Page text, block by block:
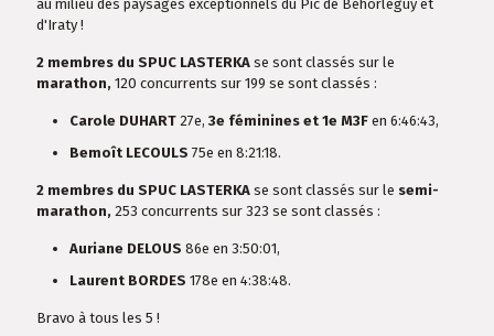
au milieu des paysages exceptionnels du Pic de Behorleguy et
d'Iraty !
2 membres du SPUC LASTERKA se sont classés sur le
marathon, 120 concurrents sur 199 se sont classés :
Carole DUHART 27e, 3e féminines et 1e M3F en 6:46:43,
Bemoît LECOULS 75e en 8:21:18.
2 membres du SPUC LASTERKA se sont classés sur le semi-
marathon, 253 concurrents sur 323 se sont classés :
Auriane DELOUS 86e en 3:50:01,
Laurent BORDES 178e en 4:38:48.
Bravo à tous les 5 !